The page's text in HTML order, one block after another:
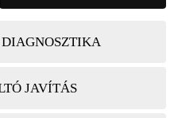
DIAGNOSZTIKA
JAVÍTÁS